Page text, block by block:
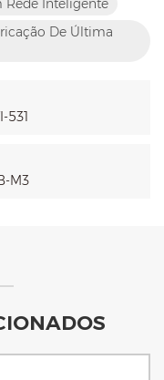
Rede Inteligente
De Última
531
M3